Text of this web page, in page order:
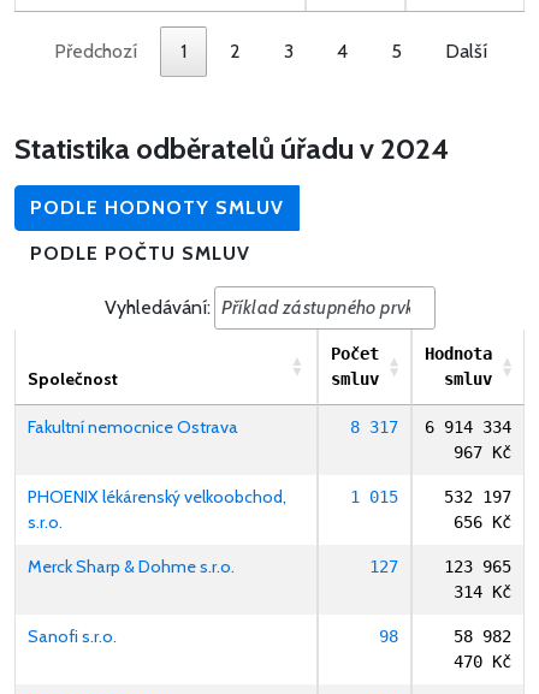
Předchozí 1 2 3 4 5 Další
Statistika odběratelů úřadu v 2024
PODLE HODNOTY SMLUV
PODLE POČTU SMLUV
Vyhledávání:
Společnost
Počet
smluv
Hodnota
smluv
Fakultní nemocnice Ostrava 8 317
6 914 334
967 Kč
PHOENIX lékárenský velkoobchod,
s.r.o.
1 015
532 197
656 Kč
Merck Sharp & Dohme s.r.o. 127
123 965
314 Kč
Sanofi s.r.o. 98
58 982
470 Kč